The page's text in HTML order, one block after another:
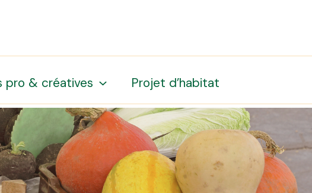
pro & créatives Projet d’habitat